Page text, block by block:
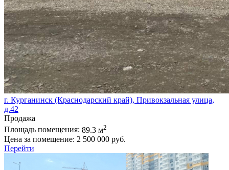
г. Курганинск (Краснодарский край), Привокзальная улица,
д.42
Продажа
Площадь помещения: 89.3 м2
Цена за помещение: 2 500 000 руб.
Перейти